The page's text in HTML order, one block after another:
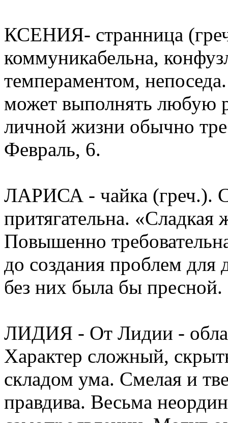
КСЕНИЯ- странница
коммуникабельна,
темпераментом,
может выполнять любую
личной жизни обычно
Февраль, 6.
ЛАРИСА - чайка (греч.).
притягательна.
Повышенно
до создания проблем
без них была бы
ЛИДИЯ - От Лидии -
Характер сложный,
складом ума. Смелая и
правдива. Весьма